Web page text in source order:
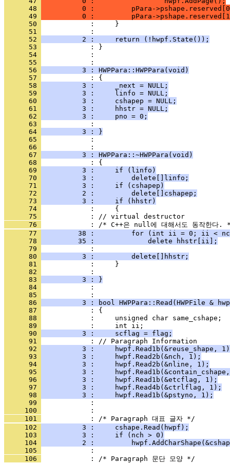
      48
0 :         pPara-
      49
0 :         pPara-
      50
      51
      52
          2 :     return (!hwpf.State());
      53
      54
            :
      55
      56
          3 : HWPPara::HWPPara(void)
      57
      58
          3 :     _next = NULL;
      59
          3 :     linfo = NULL;
      60
          3 :     cshapep = NULL;
      61
          3 :     hhstr = NULL;
      62
          3 :     pno = 0;
      63
      64
          3 : }
      65
            :
      66
      67
          3 : HWPPara::~HWPPara(void)
      68
      69
          3 :     if (linfo)
      70
          3 :         delete[]linfo;
      71
          3 :     if (cshapep)
      72
          2 :         delete[]cshapep;
      73
          3 :     if (hhstr)
      74
      75
      76
      77
38 :         for (int ii = 0; ii <
      78
         35 :             delete hhstr[ii];
      79
      80
          3 :         delete[]hhstr;
      81
      82
      83
          3 : }
      84
            :
      85
      86
3 : bool HWPPara::Read(HWPFile &
      87
      88
      89
      90
          3 :     scflag = flag;
      91
      92
3 :     hwpf.Read1b(&reuse_shape,
      93
          3 :     hwpf.Read2b(&nch, 1);
      94
          3 :     hwpf.Read2b(&nline, 1);
      95
3 :
      96
          3 :     hwpf.Read1b(&etcflag, 1);
      97
          3 :     hwpf.Read4b(&ctrlflag, 1);
      98
          3 :     hwpf.Read1b(&pstyno, 1);
      99
     100
     101
     102
          3 :     cshape.Read(hwpf);
     103
          3 :     if (nch > 0)
     104
2 :
     105
     106